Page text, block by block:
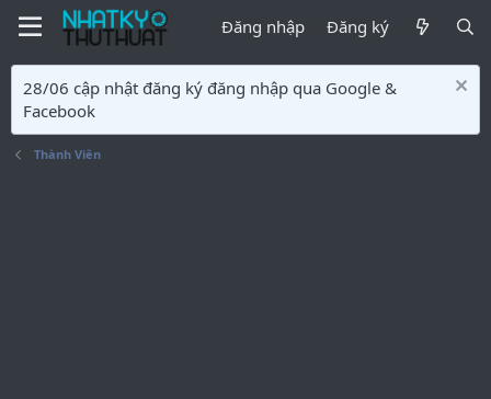
Đăng nhập Đăng ký
28/06 cập nhật đăng ký đăng nhập qua Google &
Facebook
Thành Viên